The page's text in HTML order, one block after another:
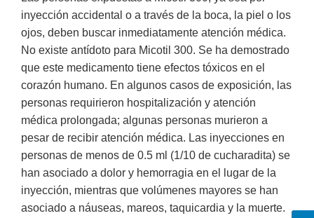
inyección accidental o a través de la boca, la piel o los
ojos, deben buscar inmediatamente atención médica.
No existe antídoto para Micotil 300. Se ha demostrado
que este medicamento tiene efectos tóxicos en el
corazón humano. En algunos casos de exposición, las
personas requirieron hospitalización y atención
médica prolongada; algunas personas murieron a
pesar de recibir atención médica. Las inyecciones en
personas de menos de 0.5 ml (1/10 de cucharadita) se
han asociado a dolor y hemorragia en el lugar de la
inyección, mientras que volúmenes mayores se han
asociado a náuseas, mareos, taquicardia y la muerte.